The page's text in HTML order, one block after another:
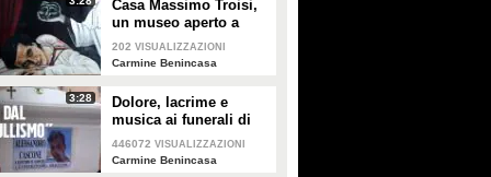
Casa Massimo Troisi,
un museo aperto a
tutti: "Dalla bici del
film Il Postino ai
202 VISUALIZZAZIONI
Carmine Benincasa
3:28
Dolore, lacrime e
musica ai funerali di
Alessandro, morto a 13
anni a Gragnano: "E
446072 VISUALIZZAZIONI
Carmine Benincasa